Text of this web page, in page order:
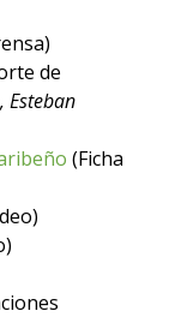
de
Esteban
(Ficha